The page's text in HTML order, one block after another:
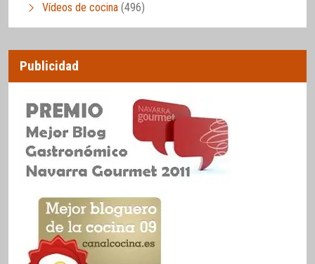
Vídeos de cocina (496)
Publicidad